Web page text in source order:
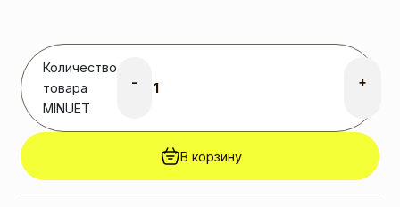
Количество
товара
MINUET
- +
В корзину